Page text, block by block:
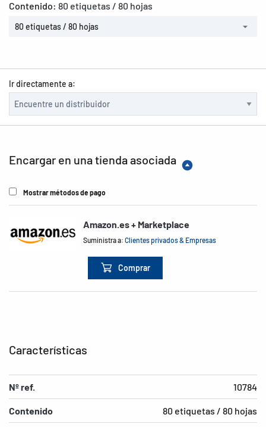
Contenido: 80 etiquetas / 80 hojas
80 etiquetas / 80 hojas
Ir directamente a:
Encargar en una tienda asociada
Mostrar métodos de pago
Amazon.es + Marketplace
Suministra a:Clientes privados & Empresas
Comprar
Características
Nº ref. 10784
Contenido 80 etiquetas / 80 hojas